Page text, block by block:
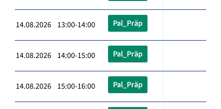
14.08.2026 13:00-14:00 Pal_Präp
14.08.2026 14:00-15:00 Pal_Präp
14.08.2026 15:00-16:00 Pal_Präp